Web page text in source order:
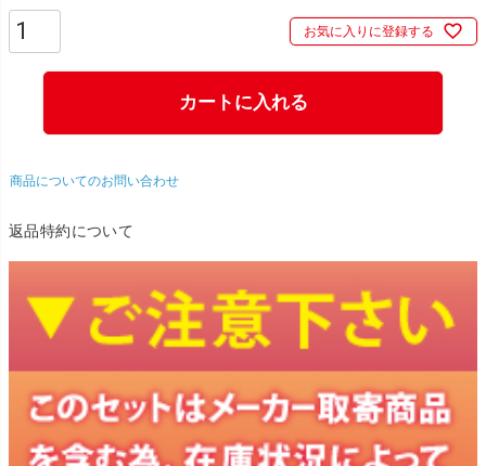
お気に入りに登録する
カートに入れる
商品についてのお問い合わせ
返品特約について